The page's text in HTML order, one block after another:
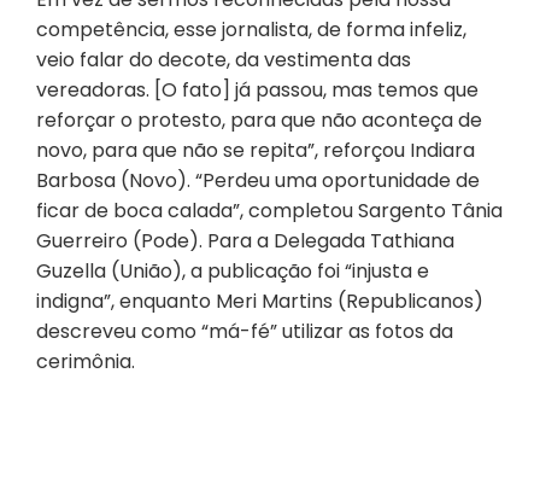
competência, esse jornalista, de forma infeliz,
veio falar do decote, da vestimenta das
vereadoras. [O fato] já passou, mas temos que
reforçar o protesto, para que não aconteça de
novo, para que não se repita”, reforçou Indiara
Barbosa (Novo). “Perdeu uma oportunidade de
ficar de boca calada”, completou Sargento Tânia
Guerreiro (Pode). Para a Delegada Tathiana
Guzella (União), a publicação foi “injusta e
indigna”, enquanto Meri Martins (Republicanos)
descreveu como “má-fé” utilizar as fotos da
cerimônia.